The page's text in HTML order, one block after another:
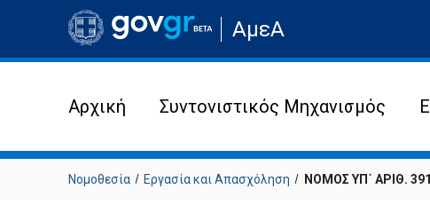
Μετάβαση
στην
σελίδα
ιστότοπου
ΑμεΑ
Αρχική Συντονιστικός Μηχανισμός
Νομοθεσία Εργασία και Απασχόληση ΝΟΜΟΣ ΥΠ΄ ΑΡΙΘ.